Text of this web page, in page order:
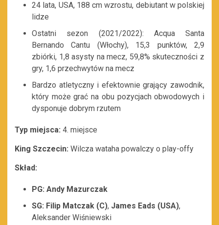
24 lata, USA, 188 cm wzrostu, debiutant w polskiej
lidze
Ostatni sezon (2021/2022): Acqua Santa
Bernando Cantu (Włochy), 15,3 punktów, 2,9
zbiórki, 1,8 asysty na mecz, 59,8% skuteczności z
gry, 1,6 przechwytów na mecz
Bardzo atletyczny i efektownie grający zawodnik,
który może grać na obu pozycjach obwodowych i
dysponuje dobrym rzutem
Typ miejsca: 4. miejsce
King Szczecin: Wilcza wataha powalczy o play-offy
Skład:
PG: Andy Mazurczak
SG: Filip Matczak (C), James Eads (USA),
Aleksander Wiśniewski